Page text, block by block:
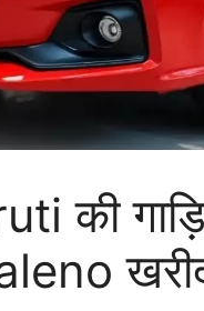
की